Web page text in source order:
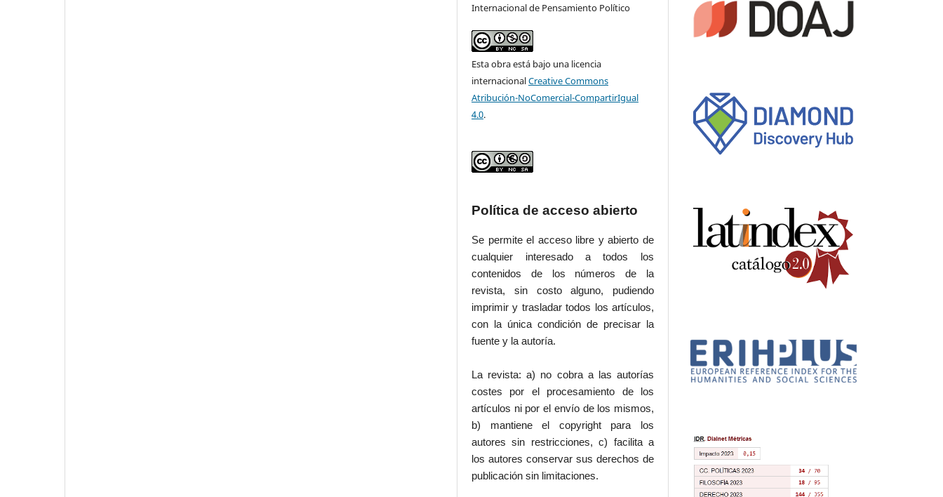
Internacional de Pensamiento Político
Esta obra está bajo una licencia
internacionalCreative Commons
Atribución-NoComercial-CompartirIgual
4.0.
Política de acceso abierto
Se permite el acceso libre y abierto de
cualquier interesado a todos los
contenidos de los números de la
revista, sin costo alguno, pudiendo
imprimir y trasladar todos los artículos,
con la única condición de precisar la
fuente y la autoría.
La revista: a) no cobra a las autorías
costes por el procesamiento de los
artículos ni por el envío de los mismos,
b) mantiene el copyright para los
autores sin restricciones, c) facilita a
los autores conservar sus derechos de
publicación sin limitaciones.